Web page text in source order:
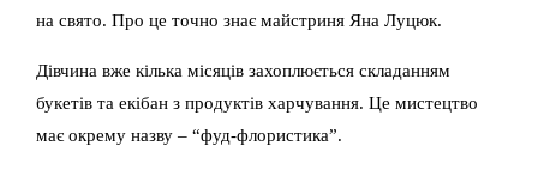
на свято. Про це точно знає майстриня Яна Луцюк.
Дівчина вже кілька місяців захоплюється складанням
букетів та екібан з продуктів харчування. Це мистецтво
має окрему назву – “фуд-флористика”.